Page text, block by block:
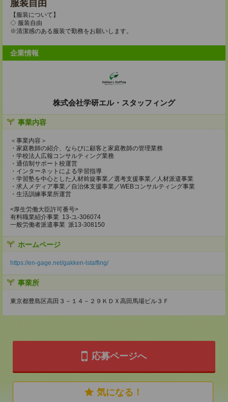
服装自由
【服装について】
◇ 服装自由
※清潔感のある服装で勤務をお願いします。
企業情報
株式会社学研エル・スタッフィング
事業内容
＜事業内容＞
・家庭教師の紹介、ならびに顧客と家庭教師の管理業務
・学校法人広報コンサルティング業務
・通信制サポート校運営
・インターネットによる学習指導
・学習塾を中心とした人材斡旋事業／選考支援事業／人材派遣事業
・求人メディア事業／自治体支援事業／WEBコンサルティング事業
・生活訓練事業所運営
<厚生労働大臣許可番号>
有料職業紹介事業 13-ユ-306074
一般労働者派遣事業 派13-308150
ホームページ
https://en-gage.net/gakken-lstaffing/
事業所
東京都豊島区高田３－１４－２９ＫＤＸ高田馬場ビル３Ｆ
応募ページへ
気になる！